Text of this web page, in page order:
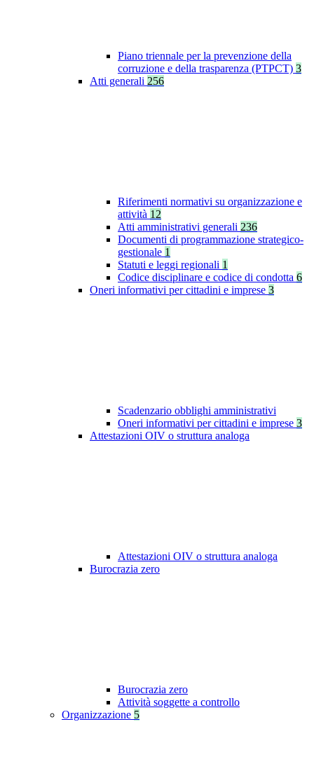
Piano triennale per la prevenzione della
corruzione e della trasparenza (PTPCT) 3
Atti generali 256
Riferimenti normativi su organizzazione e
attività 12
Atti amministrativi generali 236
Documenti di programmazione strategico-
gestionale 1
Statuti e leggi regionali 1
Codice disciplinare e codice di condotta 6
Oneri informativi per cittadini e imprese 3
Scadenzario obblighi amministrativi
Oneri informativi per cittadini e imprese 3
Attestazioni OIV o struttura analoga
Attestazioni OIV o struttura analoga
Burocrazia zero
Burocrazia zero
Attività soggette a controllo
Organizzazione 5